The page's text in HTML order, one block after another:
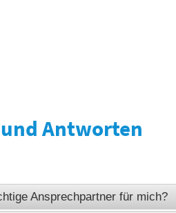
und Antworten
Ansprechpartner für mich?